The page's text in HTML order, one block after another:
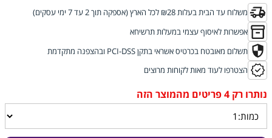
משלוח עד הבית בעלות ₪28 לכל הארץ (אספקה תוך 2 עד 7 ימי עסקים)
אפשרות לאיסוף עצמי במעלות תרשיחא
תשלום מאובטח בכרטיס אשראי בתקן PCI-DSS ובהצפנה מתקדמת
הצטרפו לעוד מאות לקוחות מרוצים